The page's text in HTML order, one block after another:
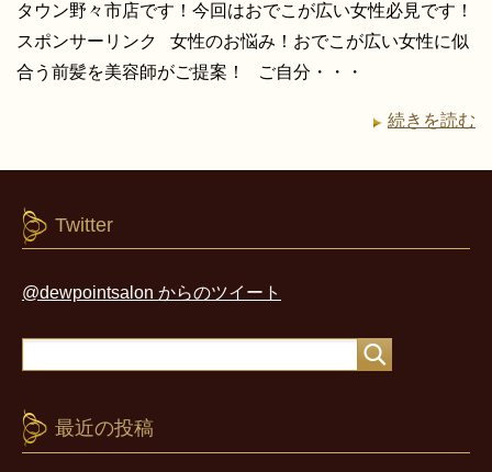
タウン野々市店です！今回はおでこが広い女性必見です！
スポンサーリンク 女性のお悩み！おでこが広い女性に似
合う前髪を美容師がご提案！ ご自分・・・
続きを読む
Twitter
@dewpointsalon からのツイート
最近の投稿